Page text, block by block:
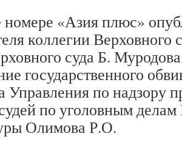
«Азия плюс»
коллегии Верховного
суда Б.
государственного
Управления по надзору
по уголовным делам
Олимова Р.О.